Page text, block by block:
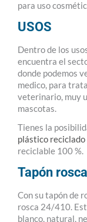
para uso
USOS
Dentro de los
encuentra el
donde podemos
medico, para
veterinario, muy
mascotas.
Tienes la
plástico reciclado
reciclable 100 %.
Tapón rosca
Con su tapón de
rosca 24/410.
blanco, natural,